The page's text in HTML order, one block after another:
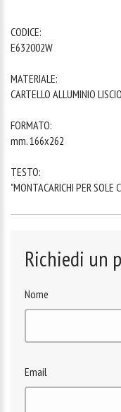
CODICE:
E632002W
MATERIALE:
CARTELLO ALLUMINIO
FORMATO:
mm. 166x262
TESTO:
"MONTACARICHI PER SOLE
Richiedi un
Nome
Email